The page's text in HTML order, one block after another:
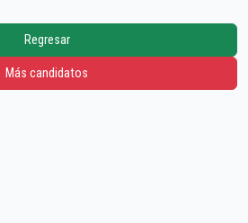
Regresar
Más candidatos